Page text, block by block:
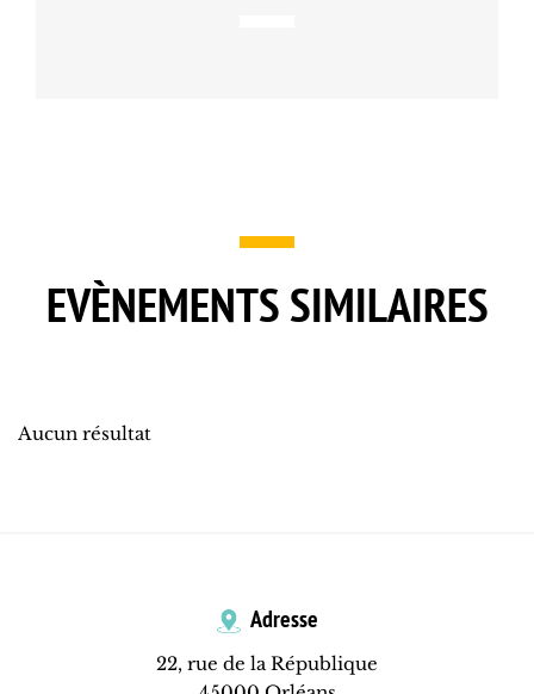
EVÈNEMENTS SIMILAIRES
Aucun résultat
Adresse
22, rue de la République